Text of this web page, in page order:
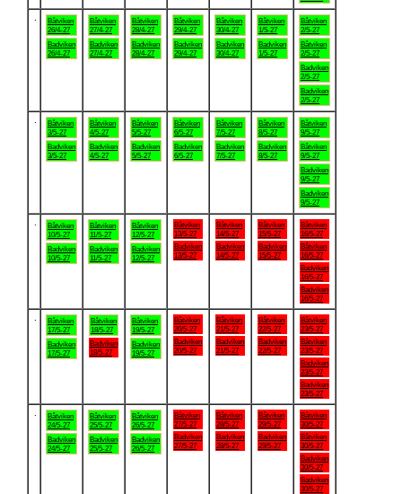
Båtviken
26/4-27
Badviken
26/4-27
Båtviken
27/4-27
Badviken
27/4-27
Båtviken
28/4-27
Badviken
28/4-27
Båtviken
29/4-27
Badviken
29/4-27
Båtviken
30/4-27
Badviken
30/4-27
Båtviken
1/5-27
Badviken
1/5-27
Båtviken
2/5-27
Båtviken
2/5-27
Badviken
2/5-27
Badviken
2/5-27
Båtviken
3/5-27
Badviken
3/5-27
Båtviken
4/5-27
Badviken
4/5-27
Båtviken
5/5-27
Badviken
5/5-27
Båtviken
6/5-27
Badviken
6/5-27
Båtviken
7/5-27
Badviken
7/5-27
Båtviken
8/5-27
Badviken
8/5-27
Båtviken
9/5-27
Båtviken
9/5-27
Badviken
9/5-27
Badviken
9/5-27
Båtviken
10/5-27
Badviken
10/5-27
Båtviken
11/5-27
Badviken
11/5-27
Båtviken
12/5-27
Badviken
12/5-27
Båtviken
13/5-27
Badviken
13/5-27
Båtviken
14/5-27
Badviken
14/5-27
Båtviken
15/5-27
Badviken
15/5-27
Båtviken
16/5-27
Båtviken
16/5-27
Badviken
16/5-27
Badviken
16/5-27
Båtviken
17/5-27
Badviken
17/5-27
Båtviken
18/5-27
Badviken
18/5-27
Båtviken
19/5-27
Badviken
19/5-27
Båtviken
20/5-27
Badviken
20/5-27
Båtviken
21/5-27
Badviken
21/5-27
Båtviken
22/5-27
Badviken
22/5-27
Båtviken
23/5-27
Båtviken
23/5-27
Badviken
23/5-27
Badviken
23/5-27
Båtviken
24/5-27
Badviken
24/5-27
Båtviken
25/5-27
Badviken
25/5-27
Båtviken
26/5-27
Badviken
26/5-27
Båtviken
27/5-27
Badviken
27/5-27
Båtviken
28/5-27
Badviken
28/5-27
Båtviken
29/5-27
Badviken
29/5-27
Båtviken
30/5-27
Båtviken
30/5-27
Badviken
30/5-27
Badviken
30/5-27